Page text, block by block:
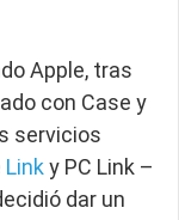
Apple, tras
con Case y
servicios
Link y PC Link –
dar un